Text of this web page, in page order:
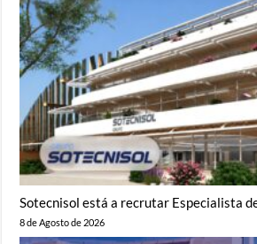
Sotecnisol está a recrutar Especialista
8 de Agosto de 2026